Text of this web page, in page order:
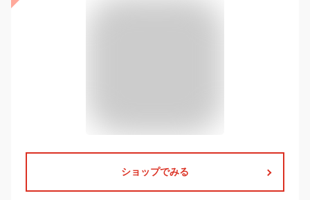
ショップでみる